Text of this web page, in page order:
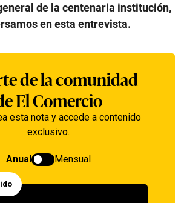
de la centenaria institución,
en esta entrevista.